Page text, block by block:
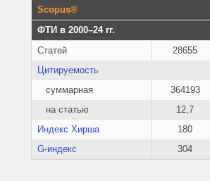
Scopus®
ФТИ в 2000–24 гг.
Статей
28655
Цитируемость
суммарная
364193
на статью
12,7
Индекс Хирша
180
G-индекс
304